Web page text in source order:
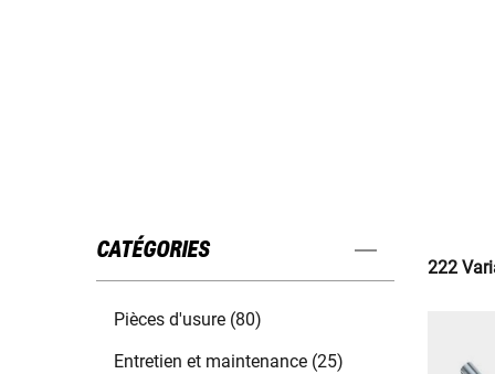
CATÉGORIES
Pièces d'usure (80)
Entretien et maintenance (25)
222